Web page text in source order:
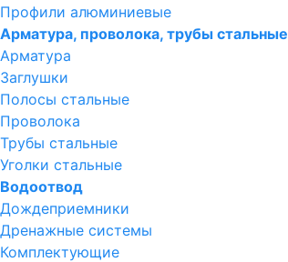
Профили алюминиевые
Арматура, проволока, трубы стальные
Арматура
Заглушки
Полосы стальные
Проволока
Трубы стальные
Уголки стальные
Водоотвод
Дождеприемники
Дренажные системы
Комплектующие